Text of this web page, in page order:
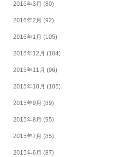
2016年3月 (80)
2016年2月 (92)
2016年1月 (105)
2015年12月 (104)
2015年11月 (96)
2015年10月 (105)
2015年9月 (89)
2015年8月 (95)
2015年7月 (85)
2015年6月 (87)